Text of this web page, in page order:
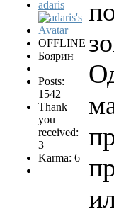
adaris
OFFLINE
Боярин
Posts:
1542
Thank
you
received:
3
Karma: 6